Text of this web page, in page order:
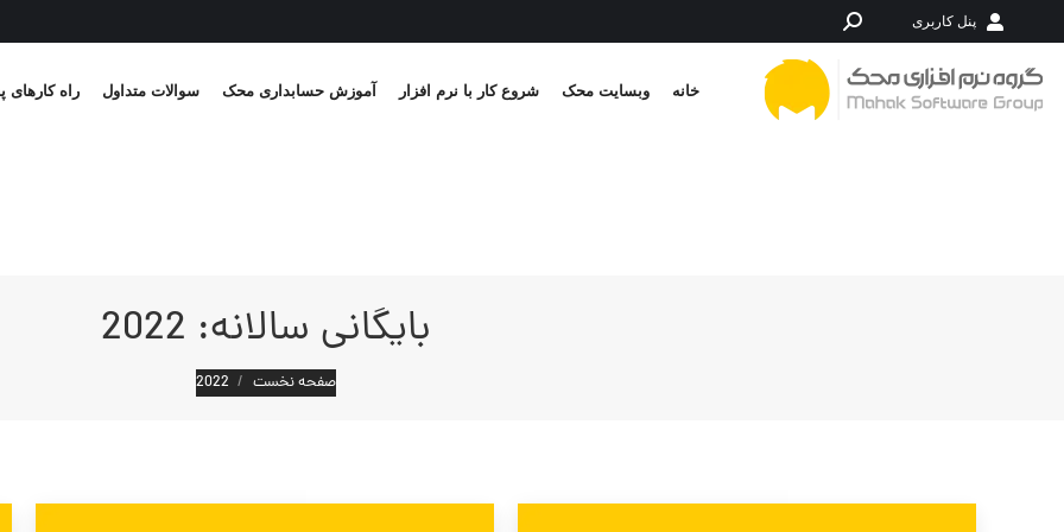
پنل کاربری جستجو:
خانه وبسایت محک شروع کار با نرم افزار آموزش حسابداری محک سوالات متداول راه کارهای
بایگانی سالانه: 2022
مکان شما:
صفحه نخست 2022